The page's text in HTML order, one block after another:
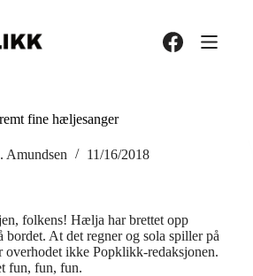
fine hæljesanger
Amundsen 11/16/2018
folkens! Hælja har brettet opp
bordet. At det regner og sola spiller på
overhodet ikke Popklikk-redaksjonen.
fun, fun, fun.